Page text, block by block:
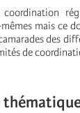
mais ce
des
de